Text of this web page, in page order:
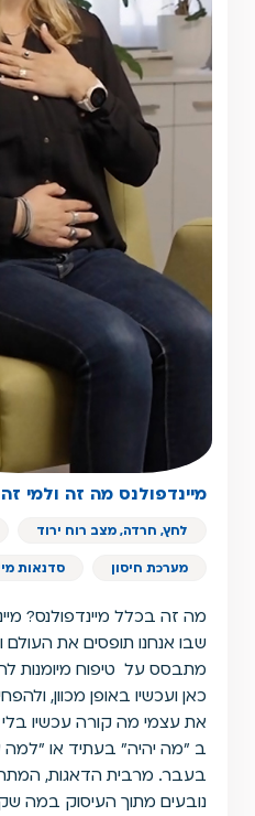
מיינדפולנס מה זה ולמי
לחץ, חרדה, מצב רוח ירוד
מערכת חיסון סדנאות
מה זה בכלל מיינדפולנס?
שבו אנחנו תופסים את העולם
מתבסס על טיפוח מיומנות
כאן ועכשיו באופן מכוון,
את עצמי מה קורה עכשיו
ב ״מה יהיה״ בעתיד או
בעבר. מרבית הדאגות,
נובעים מתוך העיסוק במה